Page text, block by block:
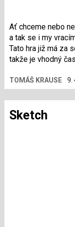
Ať chceme nebo
a tak se i my
Tato hra již má za
takže je vhodný
TOMÁŠ KRAUSE 9.
Sketch